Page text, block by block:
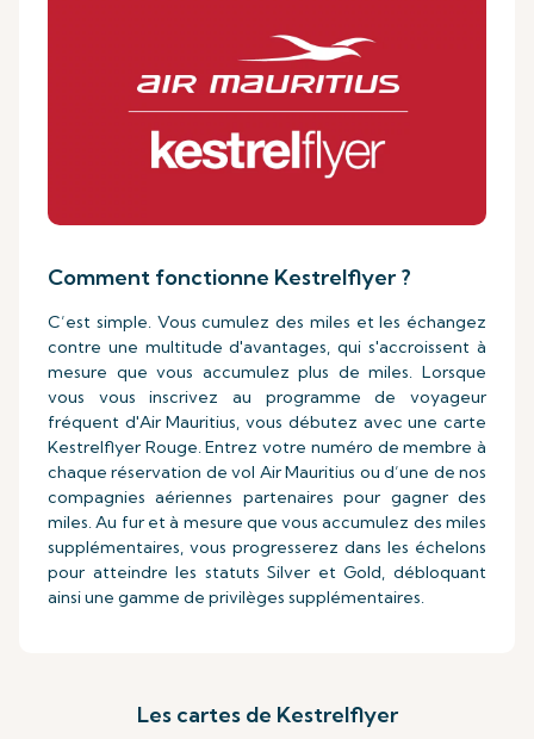
Comment fonctionne Kestrelflyer ?
C’est simple. Vous cumulez des miles et les échangez
contre une multitude d'avantages, qui s'accroissent à
mesure que vous accumulez plus de miles. Lorsque
vous vous inscrivez au programme de voyageur
fréquent d'Air Mauritius, vous débutez avec une carte
Kestrelflyer Rouge. Entrez votre numéro de membre à
chaque réservation de vol Air Mauritius ou d’une de nos
compagnies aériennes partenaires pour gagner des
miles. Au fur et à mesure que vous accumulez des miles
supplémentaires, vous progresserez dans les échelons
pour atteindre les statuts Silver et Gold, débloquant
ainsi une gamme de privilèges supplémentaires.
Les cartes de Kestrelflyer